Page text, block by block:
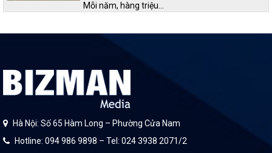
Mỗi năm, hàng triệu…
Hà Nội: Số 65 Hàm Long – Phường Cửa Nam
Hotline: 094 986 9898 – Tel: 024 3938 2071/2